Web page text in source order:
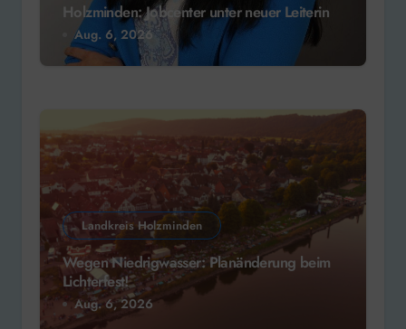
Holzminden: Jobcenter unter neuer Leiterin
Aug. 6, 2026
Landkreis Holzminden
Wegen Niedrigwasser: Planänderung beim
Lichterfest!
Aug. 6, 2026